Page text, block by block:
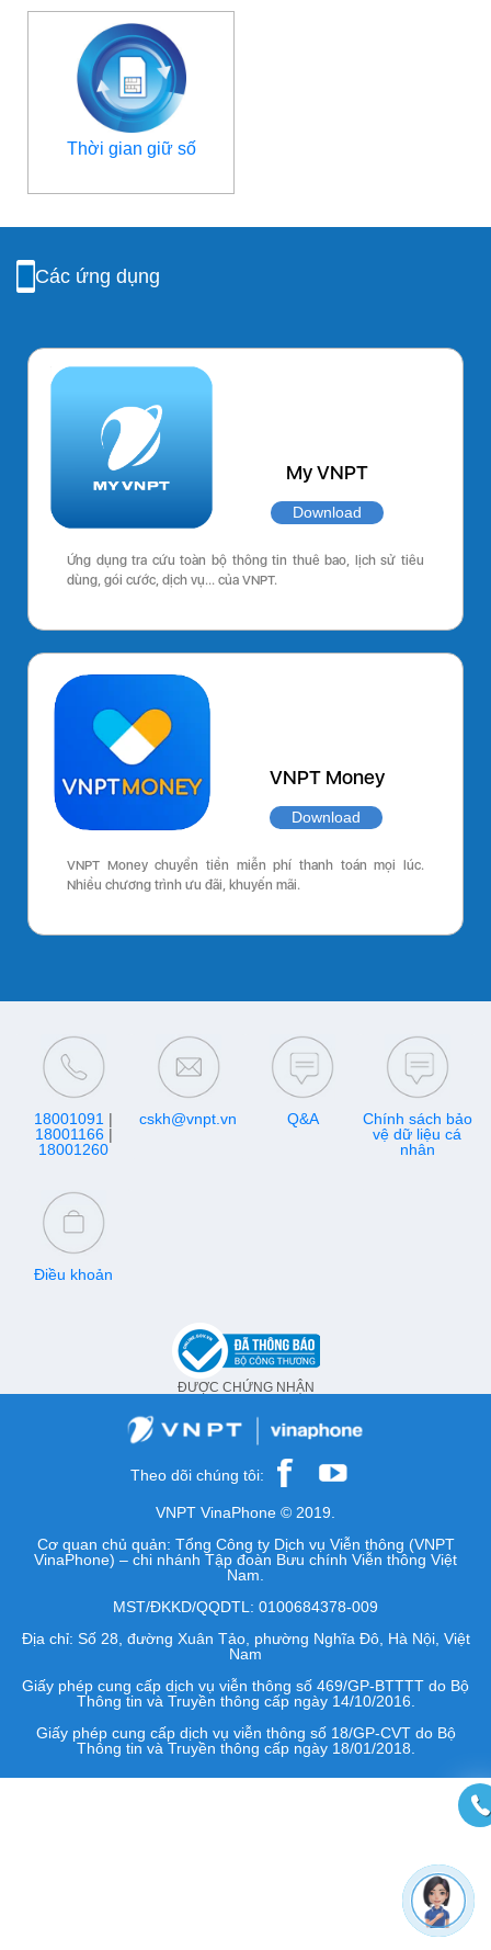
Thời gian giữ số
Các ứng dụng
My VNPT
Download
Ứng dụng tra cứu toàn bộ thông tin thuê bao, lịch sử tiêu
dùng, gói cước, dịch vụ… của VNPT.
VNPT Money
Download
VNPT Money chuyển tiền miễn phí thanh toán mọi lúc.
Nhiều chương trình ưu đãi, khuyến mãi.
18001091 |
18001166|
18001260
cskh@vnpt.vn Q&A
Chính sách bảo
vệ dữ liệu cá
nhân
Điều khoản
ĐƯỢC CHỨNG NHẬN
Theo dõi chúng tôi:
VNPT VinaPhone © 2019.
Cơ quan chủ quản: Tổng Công ty Dịch vụ Viễn thông (VNPT
VinaPhone) – chi nhánh Tập đoàn Bưu chính Viễn thông Việt
Nam.
MST/ĐKKD/QQDTL: 0100684378-009
Địa chỉ: Số 28, đường Xuân Tảo, phường Nghĩa Đô, Hà Nội, Việt
Nam
Giấy phép cung cấp dịch vụ viễn thông số 469/GP-BTTTT do Bộ
Thông tin và Truyền thông cấp ngày 14/10/2016.
Giấy phép cung cấp dịch vụ viễn thông số 18/GP-CVT do Bộ
Thông tin và Truyền thông cấp ngày 18/01/2018.